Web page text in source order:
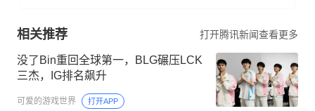
相关推荐 打开腾讯新闻查看更多
没了Bin重回全球第一，BLG碾压LCK
三杰，IG排名飙升
可爱的游戏世界 打开APP